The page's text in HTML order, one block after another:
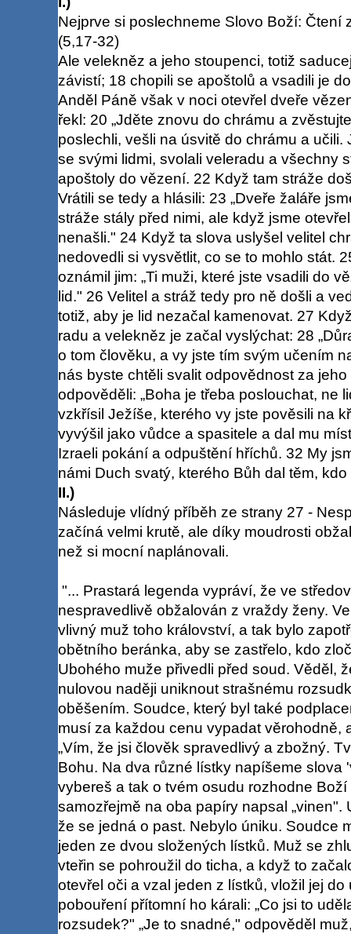
Nejprve si poslechneme Slovo Boží: Čtení
(5,17-32)
Ale velekněz a jeho stoupenci, totiž
závistí; 18 chopili se apoštolů a vsadili je
Anděl Páně však v noci otevřel dveře
řekl: 20 „Jděte znovu do chrámu a
poslechli, vešli na úsvitě do chrámu a
se svými lidmi, svolali veleradu a všechny
apoštoly do vězení. 22 Když tam stráže
Vrátili se tedy a hlásili: 23 „Dveře žaláře
stráže stály před nimi, ale když jsme
nenašli." 24 Když ta slova uslyšel velitel
nedovedli si vysvětlit, co se to mohlo stát.
oznámil jim: „Ti muži, které jste vsadili do
lid." 26 Velitel a stráž tedy pro ně došli a
totiž, aby je lid nezačal kamenovat. 27
radu a velekněz je začal vyslýchat: 28
o tom člověku, a vy jste tím svým učením
nás byste chtěli svalit odpovědnost za
odpověděli: „Boha je třeba poslouchat, ne
vzkřísil Ježíše, kterého vy jste pověsili na
vyvýšil jako vůdce a spasitele a dal mu
Izraeli pokání a odpuštění hříchů. 32 My
námi Duch svatý, kterého Bůh dal těm,
II.)
Následuje vlídný příběh ze strany 27 -
začíná velmi krutě, ale díky moudrosti
než si mocní naplánovali.
"... Prastará legenda vypráví, že ve
nespravedlivě obžalován z vraždy ženy.
vlivný muž toho království, a tak bylo
obětního beránka, aby se zastřelo, kdo
Ubohého muže přivedli před soud. Věděl,
nulovou naději uniknout strašnému
oběšením. Soudce, který byl také
musí za každou cenu vypadat věrohodně,
„Vím, že jsi člověk spravedlivý a zbožný.
Bohu. Na dva různé lístky napíšeme slova
vybereš a tak o tvém osudu rozhodne
samozřejmě na oba papíry napsal „vinen".
že se jedná o past. Nebylo úniku. Soudce
jeden ze dvou složených lístků. Muž se
vteřin se pohroužil do ticha, a když to
otevřel oči a vzal jeden z lístků, vložil jej
pobouření přítomní ho kárali: „Co jsi to
rozsudek?" „Je to snadné," odpověděl